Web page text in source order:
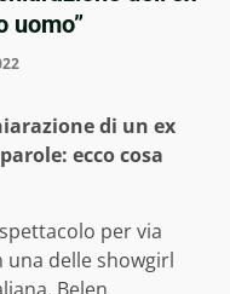
uomo”
di un ex
ecco cosa
per via
una delle showgirl